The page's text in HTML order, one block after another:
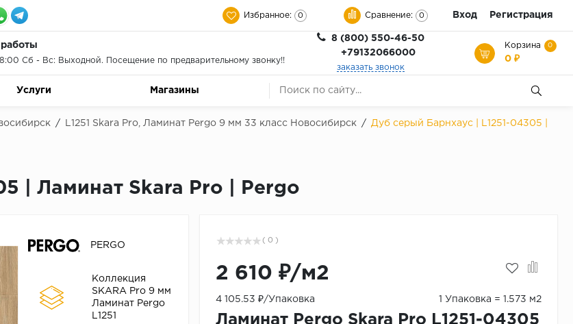
Избранное: 0 Сравнение: 0 Вход Регистрация
Сб - Вс: Выходной. Посещение по предварительному звонку!!
8 (800) 550-46-50
+79132066000
заказать звонок
Корзина 0
0 ₽
Услуги Магазины
/ L1251 Skara Pro, Ламинат Pergo 9 мм 33 класс Новосибирск /
Дуб серый Барнхаус | L1251-04305 |
| Ламинат Skara Pro | Pergo
PERGO
Коллекция
SKARA Pro 9 мм
Ламинат Pergo
L1251
( 0 )
2 610 ₽/м2
4 105.53 ₽/Упаковка 1 Упаковка = 1.573 м2
Ламинат Pergo Skara Pro L1251-04305